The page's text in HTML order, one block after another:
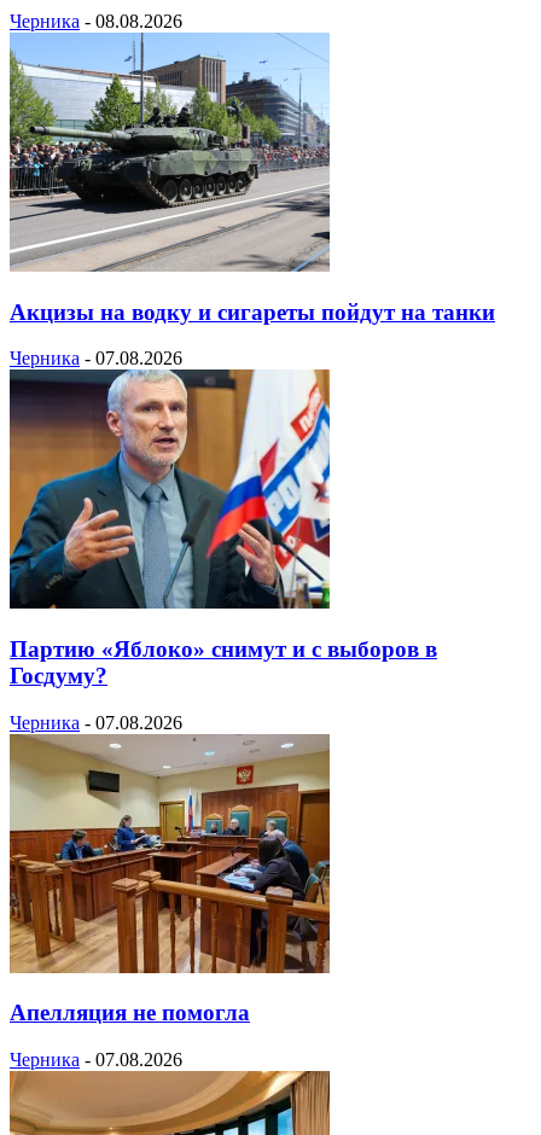
Черника - 08.08.2026
Акцизы на водку и сигареты пойдут на танки
Черника - 07.08.2026
Партию «Яблоко» снимут и с выборов в
Госдуму?
Черника - 07.08.2026
Апелляция не помогла
Черника - 07.08.2026